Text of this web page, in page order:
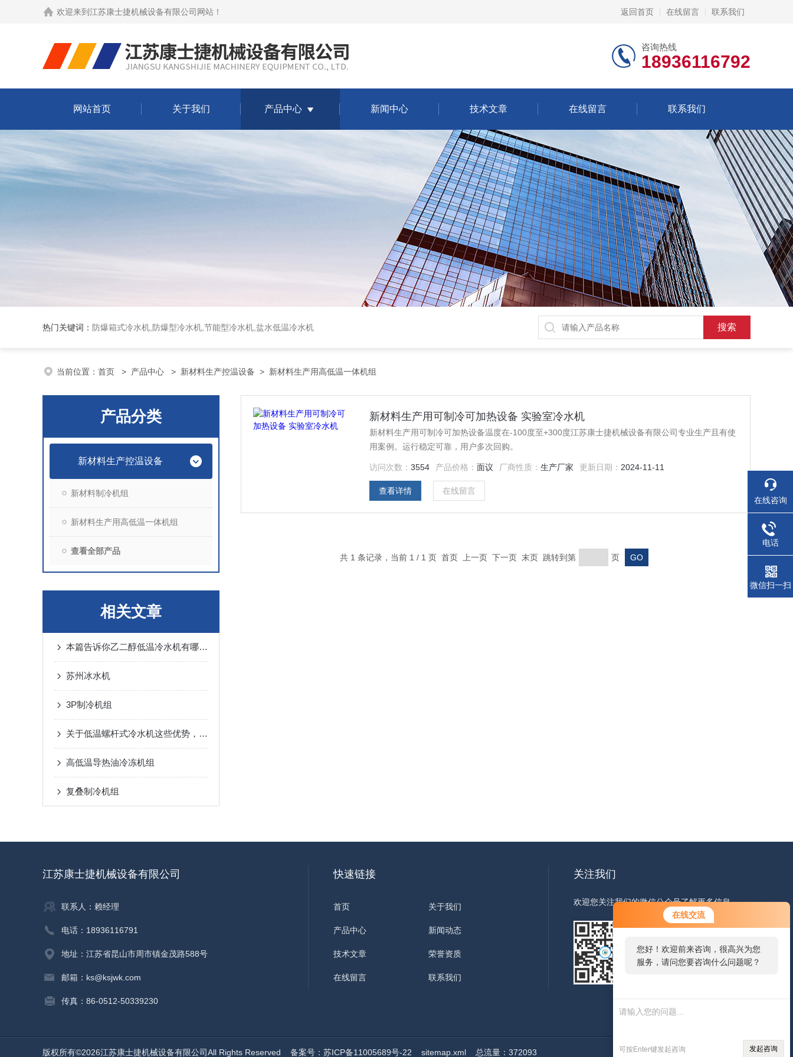
在线交流
您好！欢迎前来咨询，很高兴为您
服务，请问您要咨询什么问题呢？
可按Enter键发起咨询 发起咨询
欢迎来到 江苏康士捷机械设备有限公司网站 ！ 返回首页 在线留言 联系我们
咨询热线
18936116792
网站首页 关于我们 产品中心 新闻中心 技术文章 在线留言 联系我们
热门关键词： 防爆箱式冷水机,防爆型冷水机,节能型冷水机,盐水低温冷水机
当前位置： 首页 > 产品中心 > 新材料生产控温设备 > 新材料生产用高低温一体机组
产品分类
新材料生产控温设备
新材料制冷机组
新材料生产用高低温一体机组
查看全部产品
相关文章
本篇告诉你乙二醇低温冷水机有哪些重要特征
苏州冰水机
3P制冷机组
关于低温螺杆式冷水机这些优势，你了解吗
高低温导热油冷冻机组
复叠制冷机组
新材料生产用可制冷可加热设备 实验室冷水机
新材料生产用可制冷可加热设备温度在-100度至+300度江苏康士捷机械设备有限公司专业生产且有使
用案例。运行稳定可靠，用户多次回购。
访问次数：3554 产品价格：面议 厂商性质：生产厂家 更新日期： 2024-11-11
查看详情 在线留言
共 1 条记录，当前 1 / 1 页 首页 上一页 下一页 末页 跳转到第 页
江苏康士捷机械设备有限公司
联系人：赖经理
电话：18936116791
地址：江苏省昆山市周市镇金茂路588号
邮箱：ks@ksjwk.com
传真：86-0512-50339230
快速链接
首页 关于我们
产品中心 新闻动态
技术文章 荣誉资质
在线留言 联系我们
关注我们
欢迎您关注我们的微信公众号了解更多信息
扫一扫
版权所有©2026江苏康士捷机械设备有限公司All Rights Reserved 备案号：苏ICP备11005689号-22 sitemap.xml 总流量：372093 管理登陆技术支持：
在线咨询
电话
微信扫一扫